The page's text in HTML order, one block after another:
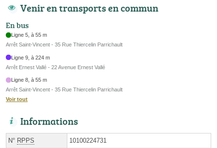
Venir en transports en commun
En bus
Ligne 5, à 55 m
Arrêt Saint-Vincent - 35 Rue Thiercelin Parrichault
Ligne 9, à 224 m
Arrêt Ernest Vallé - 22 Avenue Ernest Vallé
Ligne 8, à 55 m
Arrêt Saint-Vincent - 35 Rue Thiercelin Parrichault
Voir tout
Informations
N° RPPS 10100224731